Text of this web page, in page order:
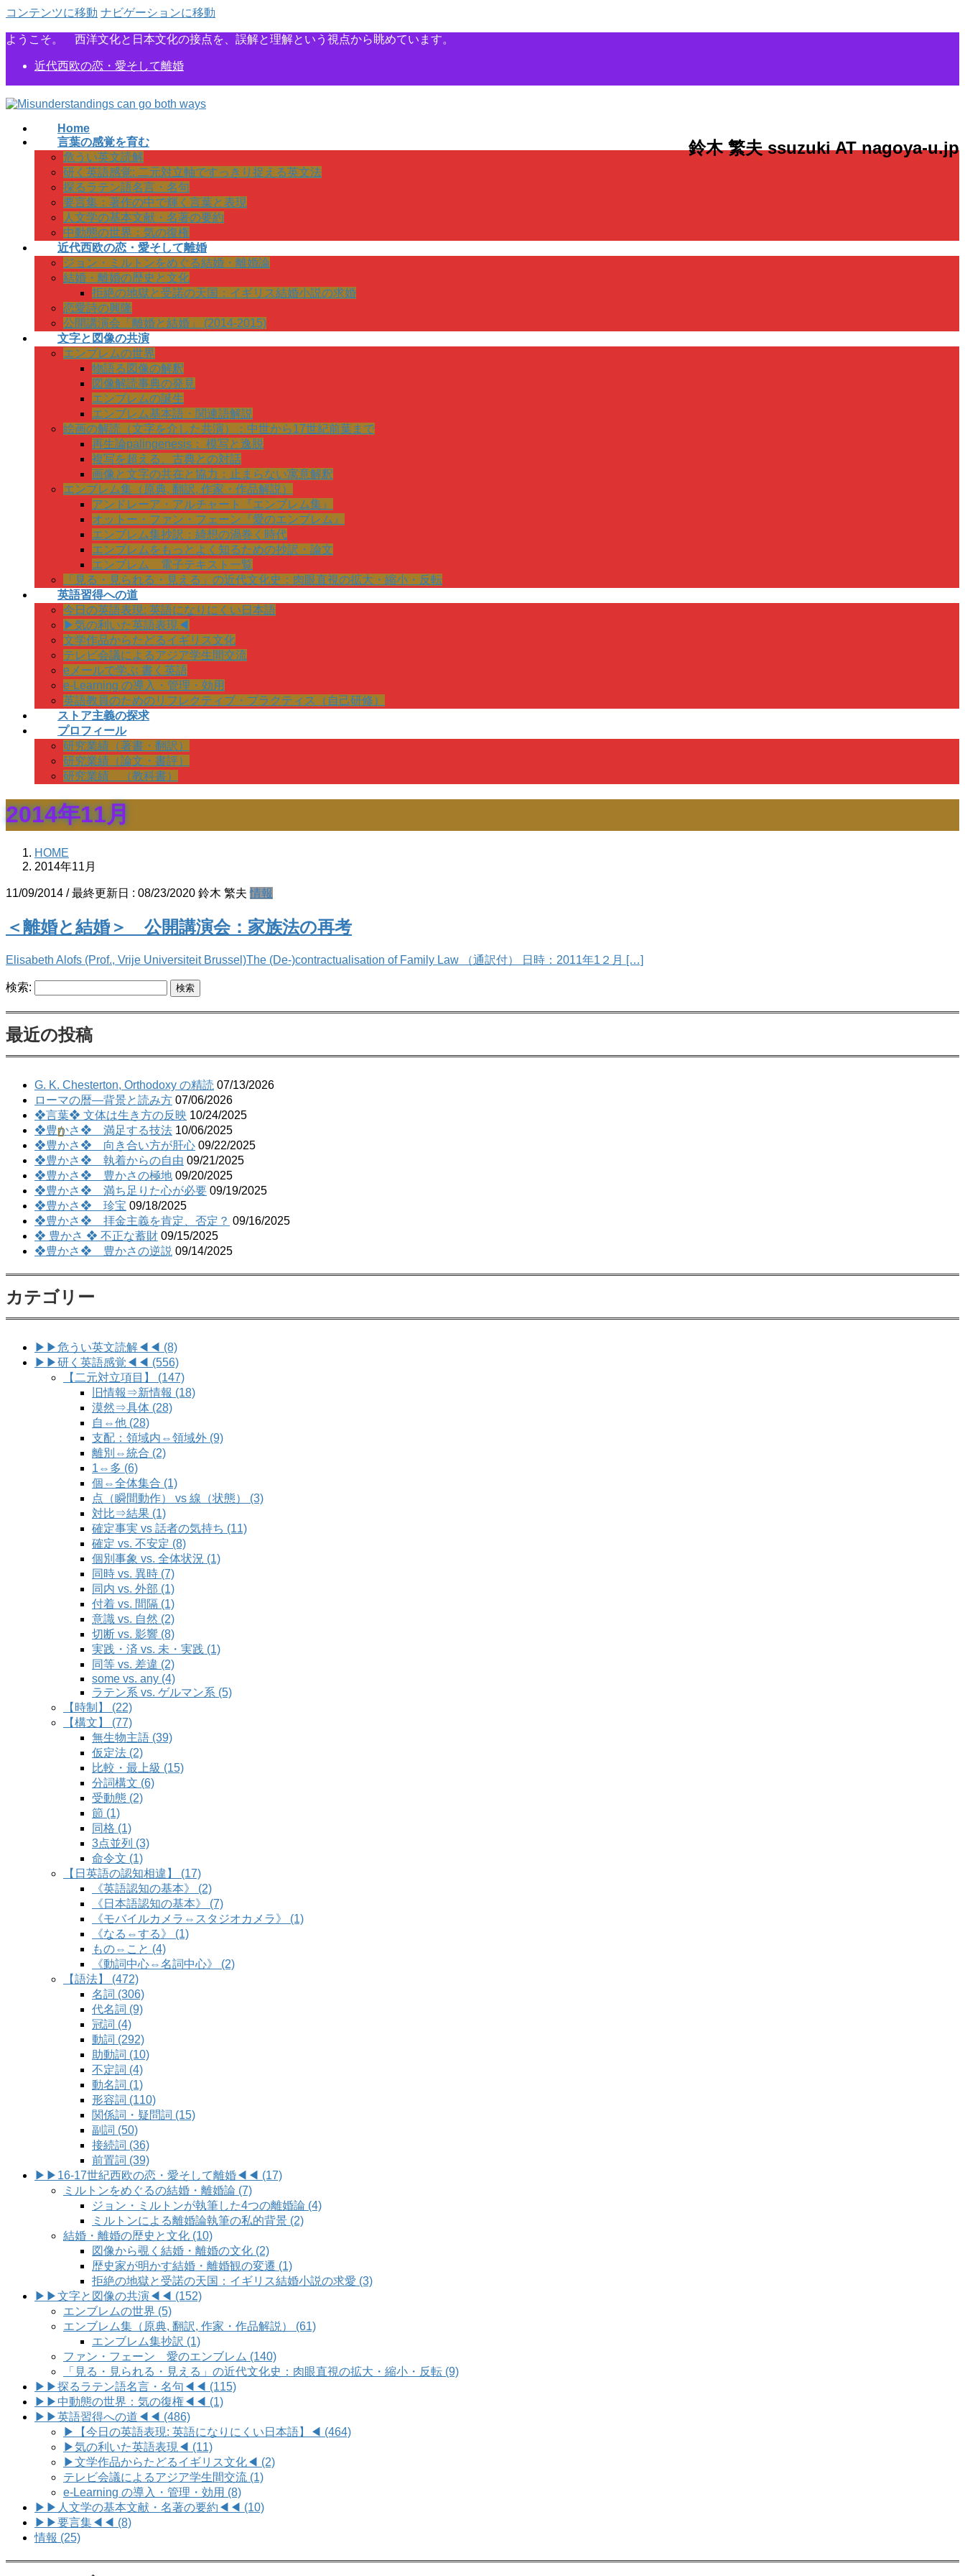
コンテンツに移動 ナビゲーションに移動
ようこそ。 西洋文化と日本文化の接点を、誤解と理解という視点から眺めています。
近代西欧の恋・愛そして離婚
鈴木 繁夫 ssuzuki AT nagoya-u.jp
Home
言葉の感覚を育む
危うい英文読解
研く英語感覚: 二元対立軸ですっきり捉える英文法
探るラテン語名言・名句
要言集：著作の中で輝く言葉と表現
人文学の基本文献・名著の要約
中動態の世界：気の復権
近代西欧の恋・愛そして離婚
ジョン・ミルトンをめぐる結婚・離婚論
結婚・離婚の歴史と文化
拒絶の地獄と受諾の天国：イギリス結婚小説の求婚
恋愛詩の興隆
公開講演会「離婚と結婚」 (2014-2015)
文字と図像の共演
エンブレムの世界
物語る図像の解釈
図像解読事典の発見
エンブレムの誕生
エンブレム基本語・関連語解説
絵画の解読（文字を介した共演）：中世から17世紀前葉まで
再生論palingenesis： 模写と逸脱
複写を超える、古典との対話
画像と文字の共在と協力：止まらない寓意解釈
エンブレム集（原典, 翻訳, 作家・作品解説）
アンドレーア・アルチャート『エンブレム集』
オットー・ファン・フェーン『愛のエンブレム』
エンブレム集抄訳：綺想の渦巻く時代
エンブレムをもっとよく知るための抄訳・論文
エンブレム 電子テキスト一覧
「見る・見られる・見える」の近代文化史：肉眼直視の拡大・縮小・反転
英語習得への道
今日の英語表現: 英語になりにくい日本語
▶気の利いた英語表現◀
文学作品からたどるイギリス文化
テレビ会議によるアジア学生間交流
eメールで学ぶ 書く英語
e-Learning の導入・管理・効用
英語教員のためのリフレクティブ・プラクティス（自己研修）
ストア主義の探求
プロフィール
研究業績（著書・翻訳）
研究業績（論文・書評）
研究業績 （教科書）
2014年11月
HOME
2014年11月
11/09/2014 / 最終更新日 : 08/23/2020 鈴木 繁夫 情報
＜離婚と結婚＞ 公開講演会：家族法の再考
Elisabeth Alofs (Prof., Vrije Universiteit Brussel)The (De-)contractualisation of Family Law （通訳付） 日時：2011年1２月 […]
検索:
最近の投稿
G. K. Chesterton, Orthodoxy の精読 07/13/2026
ローマの暦―背景と読み方 07/06/2026
❖言葉❖ 文体は生き方の反映 10/24/2025
❖豊かさ❖ 満足する技法 10/06/2025
❖豊かさ❖ 向き合い方が肝心 09/22/2025
❖豊かさ❖ 執着からの自由 09/21/2025
❖豊かさ❖ 豊かさの極地 09/20/2025
❖豊かさ❖ 満ち足りた心が必要 09/19/2025
❖豊かさ❖ 珍宝 09/18/2025
❖豊かさ❖ 拝金主義を肯定、否定？ 09/16/2025
❖ 豊かさ ❖ 不正な蓄財 09/15/2025
❖豊かさ❖ 豊かさの逆説 09/14/2025
カテゴリー
▶▶危うい英文読解◀◀ (8)
▶▶研く英語感覚◀◀ (556)
【二元対立項目】 (147)
旧情報⇒新情報 (18)
漠然⇒具体 (28)
自⇔他 (28)
支配：領域内⇔領域外 (9)
離別⇔統合 (2)
1⇔多 (6)
個⇔全体集合 (1)
点（瞬間動作） vs 線（状態） (3)
対比⇒結果 (1)
確定事実 vs 話者の気持ち (11)
確定 vs. 不安定 (8)
個別事象 vs. 全体状況 (1)
同時 vs. 異時 (7)
同内 vs. 外部 (1)
付着 vs. 間隔 (1)
意識 vs. 自然 (2)
切断 vs. 影響 (8)
実践・済 vs. 未・実践 (1)
同等 vs. 差違 (2)
some vs. any (4)
ラテン系 vs. ゲルマン系 (5)
【時制】 (22)
【構文】 (77)
無生物主語 (39)
仮定法 (2)
比較・最上級 (15)
分詞構文 (6)
受動態 (2)
節 (1)
同格 (1)
3点並列 (3)
命令文 (1)
【日英語の認知相違】 (17)
《英語認知の基本》 (2)
《日本語認知の基本》 (7)
《モバイルカメラ⇔スタジオカメラ》 (1)
《なる⇔する》 (1)
もの⇔こと (4)
《動詞中心⇔名詞中心》 (2)
【語法】 (472)
名詞 (306)
代名詞 (9)
冠詞 (4)
動詞 (292)
助動詞 (10)
不定詞 (4)
動名詞 (1)
形容詞 (110)
関係詞・疑問詞 (15)
副詞 (50)
接続詞 (36)
前置詞 (39)
▶▶16-17世紀西欧の恋・愛そして離婚◀◀ (17)
ミルトンをめぐるの結婚・離婚論 (7)
ジョン・ミルトンが執筆した4つの離婚論 (4)
ミルトンによる離婚論執筆の私的背景 (2)
結婚・離婚の歴史と文化 (10)
図像から覗く結婚・離婚の文化 (2)
歴史家が明かす結婚・離婚観の変遷 (1)
拒絶の地獄と受諾の天国：イギリス結婚小説の求愛 (3)
▶▶文字と図像の共演◀◀ (152)
エンブレムの世界 (5)
エンブレム集（原典, 翻訳, 作家・作品解説） (61)
エンブレム集抄訳 (1)
ファン・フェーン 愛のエンブレム (140)
「見る・見られる・見える」の近代文化史：肉眼直視の拡大・縮小・反転 (9)
▶▶探るラテン語名言・名句◀◀ (115)
▶▶中動態の世界：気の復権◀◀ (1)
▶▶英語習得への道◀◀ (486)
▶【今日の英語表現: 英語になりにくい日本語】◀ (464)
▶気の利いた英語表現◀ (11)
▶文学作品からたどるイギリス文化◀ (2)
テレビ会議によるアジア学生間交流 (1)
e-Learning の導入・管理・効用 (8)
▶▶人文学の基本文献・名著の要約◀◀ (10)
▶▶要言集◀◀ (8)
情報 (25)